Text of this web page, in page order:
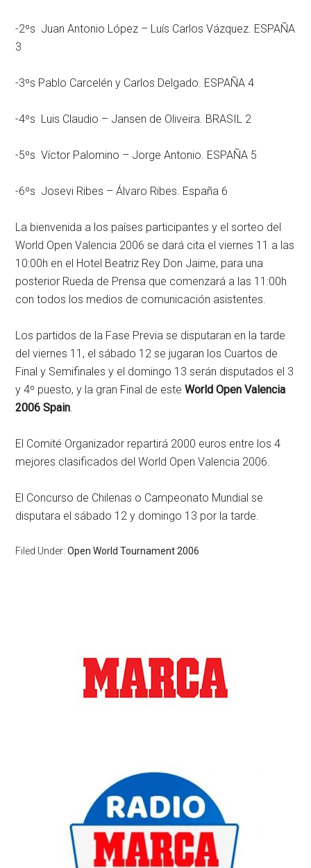
-2ºs Juan Antonio López – Luís Carlos Vázquez. ESPAÑA
3
-3ºs Pablo Carcelén y Carlos Delgado. ESPAÑA 4
-4ºs Luis Claudio – Jansen de Oliveira. BRASIL 2
-5ºs Víctor Palomino – Jorge Antonio. ESPAÑA 5
-6ºs Josevi Ribes – Álvaro Ribes. España 6
La bienvenida a los países participantes y el sorteo del
World Open Valencia 2006 se dará cita el viernes 11 a las
10:00h en el Hotel Beatriz Rey Don Jaime, para una
posterior Rueda de Prensa que comenzará a las 11:00h
con todos los medios de comunicación asistentes.
Los partidos de la Fase Previa se disputaran en la tarde
del viernes 11, el sábado 12 se jugaran los Cuartos de
Final y Semifinales y el domingo 13 serán disputados el 3
y 4º puesto, y la gran Final de esteWorld Open Valencia
2006 Spain.
El Comité Organizador repartirá 2000 euros entre los 4
mejores clasificados del World Open Valencia 2006.
El Concurso de Chilenas o Campeonato Mundial se
disputara el sábado 12 y domingo 13 por la tarde.
Filed Under:Open World Tournament 2006